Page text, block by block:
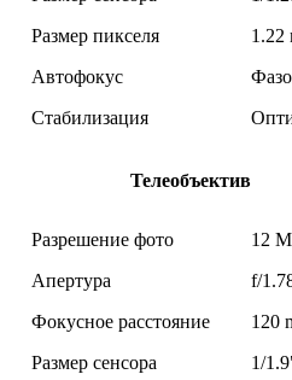
Размер пикселя
1.22
Автофокус
Стабилизация
Телеобъектив
Разрешение фото
12
Апертура
f/
Фокусное расстояние
120
Размер сенсора
1/